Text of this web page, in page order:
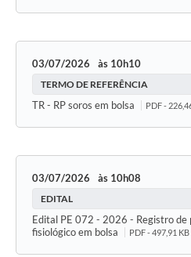
03/07/2026 10h10
TERMO DE REFERÊNCIA
TR - RP soros em bolsa PDF -
03/07/2026 10h08
EDITAL
Edital PE 072 - 2026 - Registro de
fisiológico em bolsa
PDF - 497,91 KB